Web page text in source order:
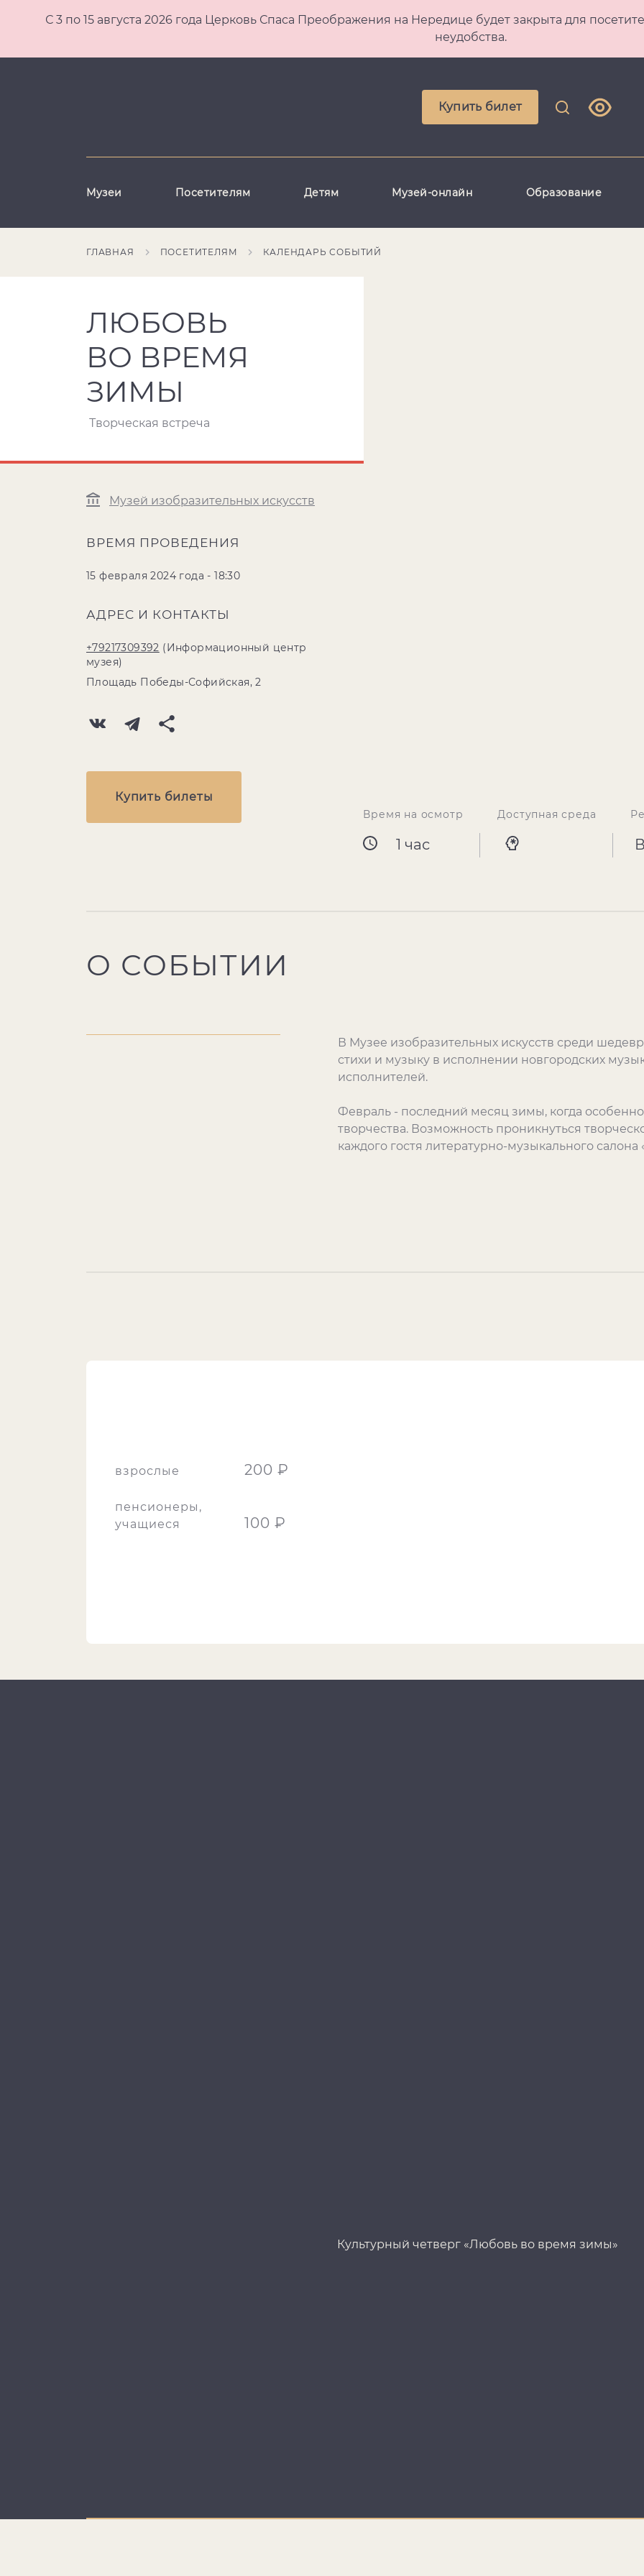
С 3 по 15 августа 2026 года Церковь Спаса Преображения на Нередице будет закрыта для
неудобства.
Купить билет
Музеи Посетителям Детям Музей-онлайн Образование
ГЛАВНАЯ ПОСЕТИТЕЛЯМ КАЛЕНДАРЬ СОБЫТИЙ
ЛЮБОВЬ
ВО ВРЕМЯ
ЗИМЫ
Творческая встреча
Музей изобразительных искусств
ВРЕМЯ ПРОВЕДЕНИЯ
15 февраля 2024 года - 18:30
АДРЕС И КОНТАКТЫ
+79217309392 (Информационный центр
музея)
Площадь Победы-Софийская, 2
Купить билеты
Время на осмотр
1 час
Доступная среда
О СОБЫТИИ
В Музее изобразительных искусств среди
стихи и музыку в исполнении новгородских
исполнителей.
Февраль - последний месяц зимы, когда
творчества. Возможность проникнуться
каждого гостя литературно-музыкального
взрослые 200 ₽
пенсионеры,
учащиеся
100 ₽
Культурный четверг «Любовь во время зимы»